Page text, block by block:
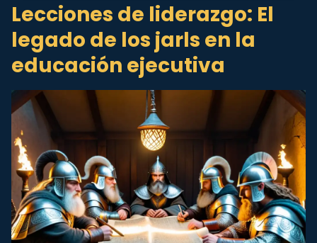
Lecciones de liderazgo: El
legado de los jarls en la
educación ejecutiva